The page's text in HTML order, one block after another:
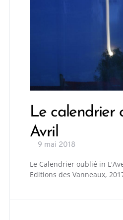
Le calendrier
Avril
9 mai 2018
Le Calendrier oublié in
Editions des Vanneaux,